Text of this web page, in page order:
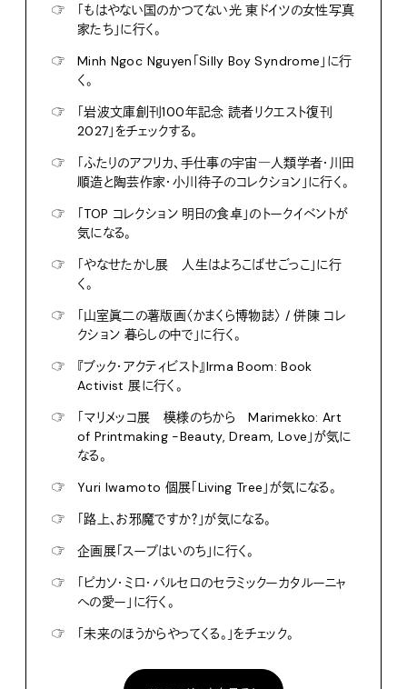
☞
「もはやない国のかつてない光 東ドイツの女性写真
家たち」に行く。
☞
Minh Ngoc Nguyen「Silly Boy Syndrome」に行
く。
☞
「岩波文庫創刊100年記念 読者リクエスト復刊
2027」をチェックする。
☞
「ふたりのアフリカ、手仕事の宇宙―人類学者・川田
順造と陶芸作家・小川待子のコレクション」に行く。
☞
「TOP コレクション 明日の食卓」のトークイベントが
気になる。
☞
「やなせたかし展 人生はよろこばせごっこ」に行
く。
☞
「山室眞二の薯版画〈かまくら博物誌〉 / 併陳 コレ
クション 暮らしの中で」に行く。
☞
『ブック・アクティビスト』Irma Boom: Book
Activist 展に行く。
☞
「マリメッコ展 模様のちから Marimekko: Art
of Printmaking -Beauty, Dream, Love」が気に
なる。
☞
Yuri Iwamoto 個展「Living Tree」が気になる。
☞
「路上、お邪魔ですか？」が気になる。
☞
企画展「スープはいのち」に行く。
☞
「ピカソ・ミロ・バルセロのセラミックーカタルーニャ
への愛ー」に行く。
☞
「未来のほうからやってくる。」をチェック。